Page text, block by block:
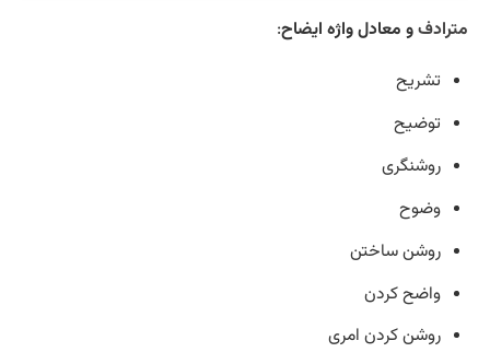
مترادفو معادل واژه ایضاح:
تشریح
توضیح
روشنگری
وضوح
روشن ساختن
واضح کردن
روشن کردن امری